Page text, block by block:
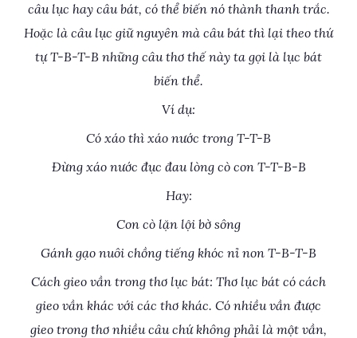
câu lục hay câu bát, có thể biến nó thành thanh trắc.
Hoặc là câu lục giữ nguyên mà câu bát thì lại theo thứ
tự T-B-T-B những câu thơ thế này ta gọi là lục bát
biến thể.
Ví dụ:
Có xáo thì xáo nước trong T-T-B
Đừng xáo nước đục đau lòng cò con T-T-B-B
Hay:
Con cò lặn lội bờ sông
Gánh gạo nuôi chồng tiếng khóc nỉ non T-B-T-B
Cách gieo vần trong thơ lục bát: Thơ lục bát có cách
gieo vần khác với các thơ khác. Có nhiều vần được
gieo trong thơ nhiều câu chứ không phải là một vần,